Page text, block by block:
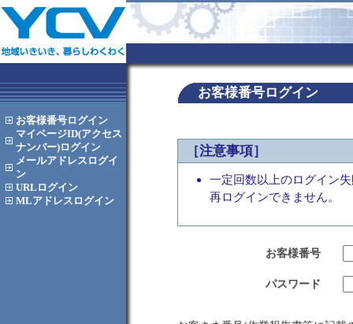
お客様番号ログイン
マイページID(アクセス
ナンバー)ログイン
メールアドレス ログイ
ン
URL ログイン
MLアドレス ログイン
お客様番号ログイン
［注意事項］
一定回数以上のログイン
再ログインできません。
お客様番号
パスワード